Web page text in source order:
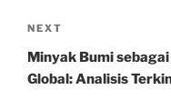
Next
Post
NEXT
Minyak Bumi
Global: Analisis